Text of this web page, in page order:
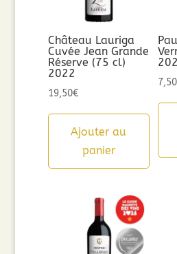
Château Lauriga
Cuvée Jean Grande
Réserve (75 cl)
2022
19,50€
Ajouter au
panier
7,50